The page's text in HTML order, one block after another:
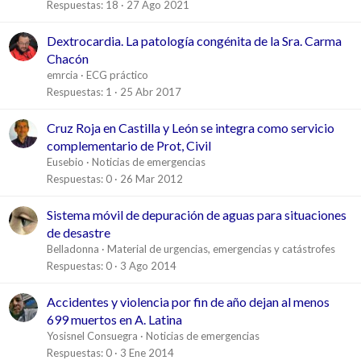
Respuestas 18 27 Ago 2021
Dextrocardia. La patología congénita de la Sra. Carma
Chacón
emrcia
ECG práctico
Respuestas 1 25 Abr 2017
Cruz Roja en Castilla y León se integra como servicio
complementario de Prot, Civil
Eusebio
Noticias de emergencias
Respuestas 0 26 Mar 2012
Sistema móvil de depuración de aguas para situaciones
de desastre
Belladonna
Material de urgencias, emergencias y catástrofes
Respuestas 0 3 Ago 2014
Accidentes y violencia por fin de año dejan al menos
699 muertos en A. Latina
Yosisnel Consuegra
Noticias de emergencias
Respuestas 0 3 Ene 2014